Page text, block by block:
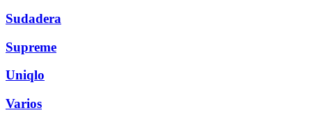
Sudadera
Supreme
Uniqlo
Varios